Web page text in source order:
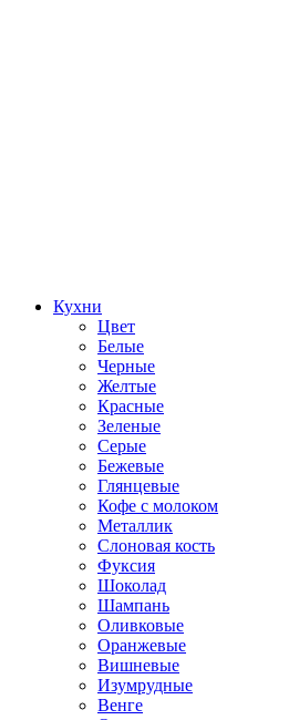
Кухни
Цвет
Белые
Черные
Желтые
Красные
Зеленые
Серые
Бежевые
Глянцевые
Кофе с молоком
Металлик
Слоновая кость
Фуксия
Шоколад
Шампань
Оливковые
Оранжевые
Вишневые
Изумрудные
Венге